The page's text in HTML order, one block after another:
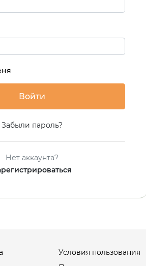
Забыли пароль?
Нет аккаунта?
Условия пользования